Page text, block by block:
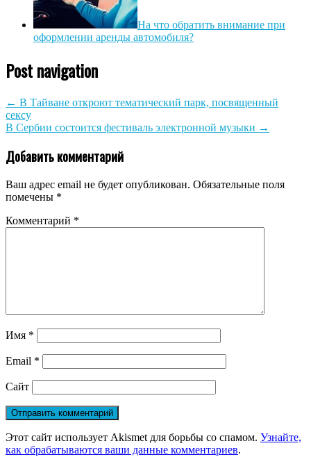
На что обратить внимание при
оформлении аренды автомобиля?
Post navigation
← В Тайване откроют тематический парк, посвященный
сексу
В Сербии состоится фестиваль электронной музыки →
Добавить комментарий
Ваш адрес email не будет опубликован. Обязательные поля
помечены *
Комментарий *
Имя *
Email *
Сайт
Этот сайт использует Akismet для борьбы со спамом. Узнайте,
как обрабатываются ваши данные комментариев.